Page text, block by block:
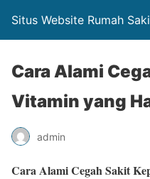
Situs Website Rumah
Cara Alami
Vitamin yang
admin
Cara Alami Cegah Sakit